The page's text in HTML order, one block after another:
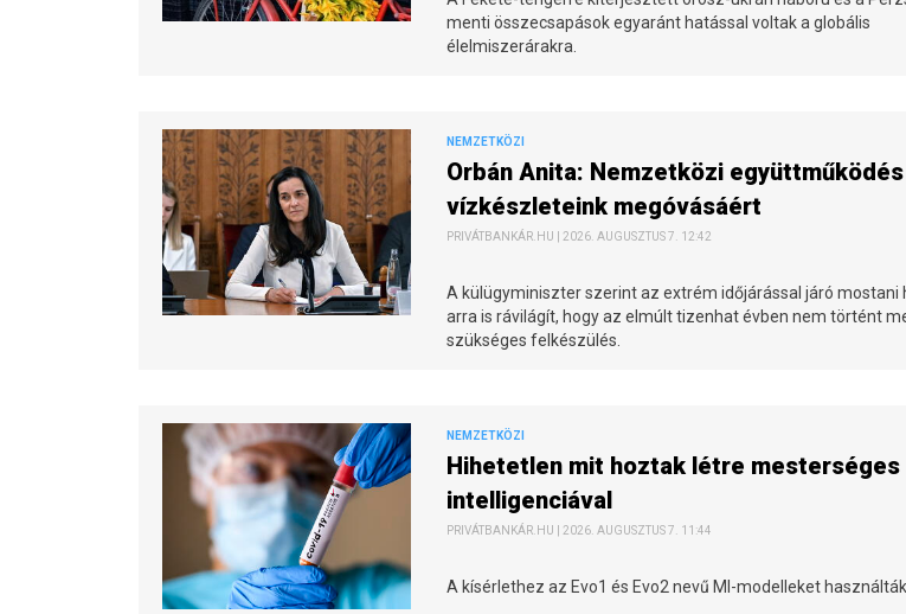
menti összecsapások egyaránt hatással voltak a globális
élelmiszerárakra.
NEMZETKÖZI
Orbán Anita: Nemzetközi együttműködés
vízkészleteink megóvásáért
PRIVÁTBANKÁR.HU | 2026. AUGUSZTUS 7. 12:42
A külügyminiszter szerint az extrém időjárással járó mostani
arra is rávilágít, hogy az elmúlt tizenhat évben nem történt
szükséges felkészülés.
NEMZETKÖZI
Hihetetlen mit hoztak létre mesterséges
intelligenciával
PRIVÁTBANKÁR.HU | 2026. AUGUSZTUS 7. 11:44
A kísérlethez az Evo1 és Evo2 nevű MI-modelleket használták.